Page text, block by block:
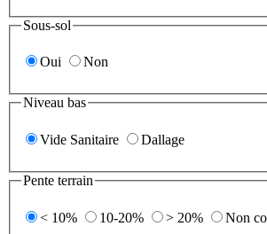
Sous-sol
Oui Non
Niveau bas
Vide Sanitaire Dallage
Pente terrain
< 10% 10-20% > 20% Non